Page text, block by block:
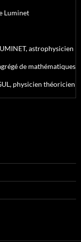
Luminet
astrophysicien
de mathématiques
physicien théoricien